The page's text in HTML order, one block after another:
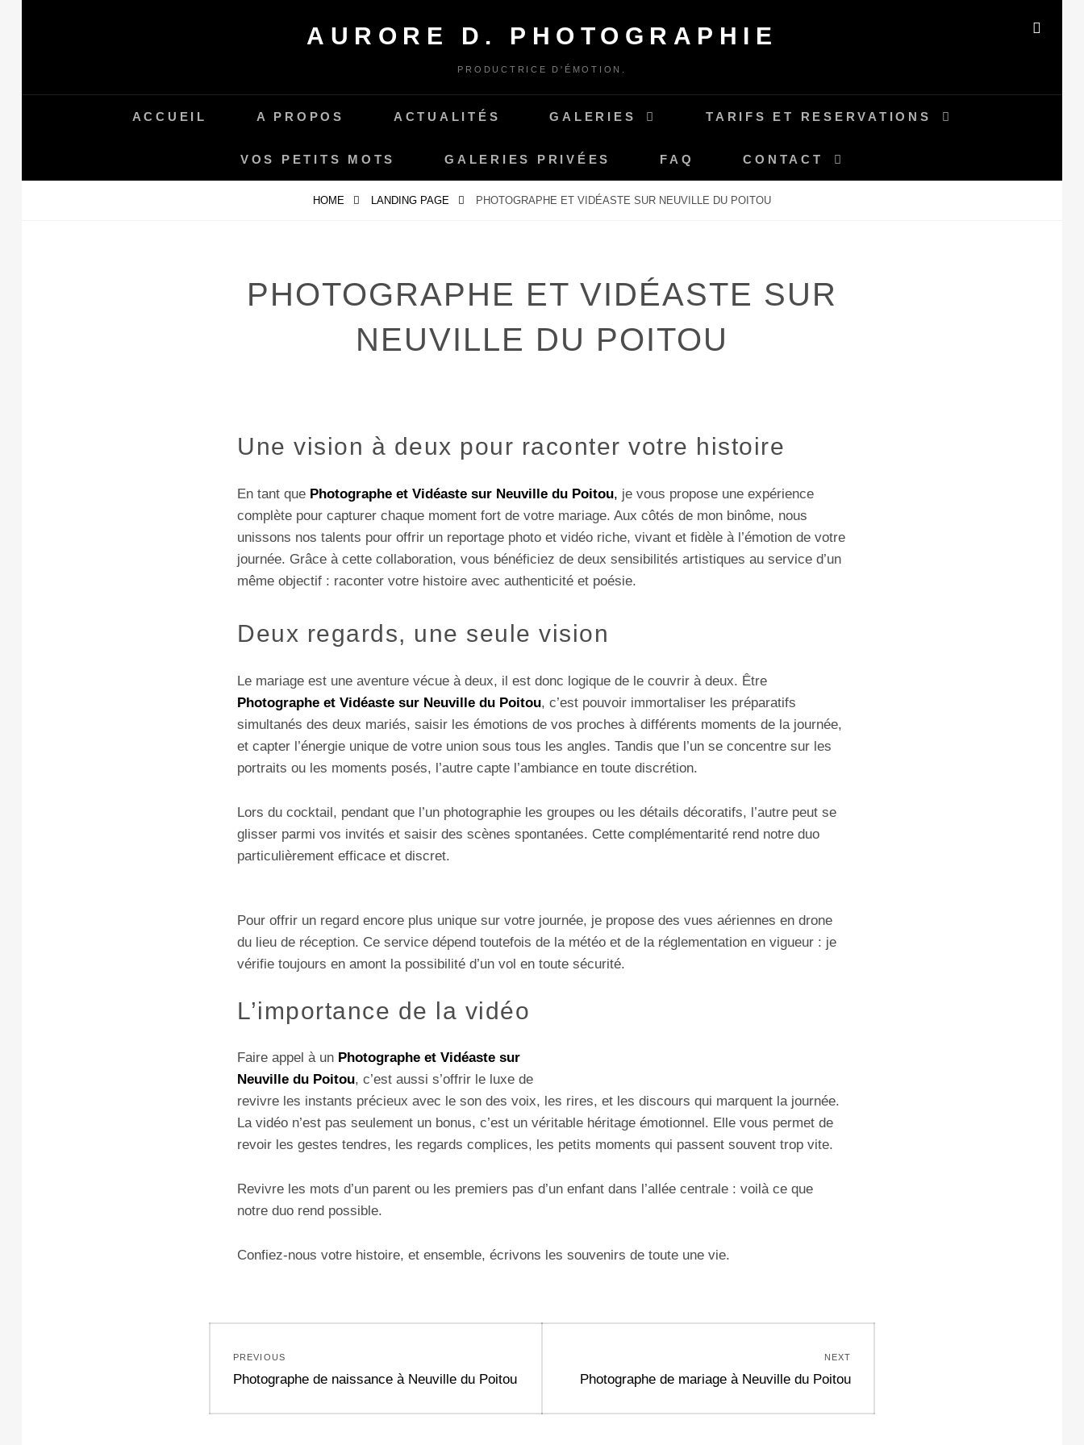
AURORE D. PHOTOGRAPHIE
PRODUCTRICE D'ÉMOTION.
ACCUEIL A PROPOS ACTUALITÉS GALERIES TARIFS ET RESERVATIONS
VOS PETITS MOTS GALERIES PRIVÉES FAQ CONTACT
HOME LANDING PAGE PHOTOGRAPHE ET VIDÉASTE SUR NEUVILLE DU POITOU
PHOTOGRAPHE ET VIDÉASTE SUR
NEUVILLE DU POITOU
Une vision à deux pour raconter votre histoire
En tant que Photographe et Vidéaste sur Neuville du Poitou, je vous propose une expérience
complète pour capturer chaque moment fort de votre mariage. Aux côtés de mon binôme, nous
unissons nos talents pour offrir un reportage photo et vidéo riche, vivant et fidèle à l’émotion de votre
journée. Grâce à cette collaboration, vous bénéficiez de deux sensibilités artistiques au service d’un
même objectif : raconter votre histoire avec authenticité et poésie.
Deux regards, une seule vision
Le mariage est une aventure vécue à deux, il est donc logique de le couvrir à deux. Être
Photographe et Vidéaste sur Neuville du Poitou, c’est pouvoir immortaliser les préparatifs
simultanés des deux mariés, saisir les émotions de vos proches à différents moments de la journée,
et capter l’énergie unique de votre union sous tous les angles. Tandis que l’un se concentre sur les
portraits ou les moments posés, l’autre capte l’ambiance en toute discrétion.
Lors du cocktail, pendant que l’un photographie les groupes ou les détails décoratifs, l’autre peut se
glisser parmi vos invités et saisir des scènes spontanées. Cette complémentarité rend notre duo
particulièrement efficace et discret.
Pour offrir un regard encore plus unique sur votre journée, je propose des vues aériennes en drone
du lieu de réception. Ce service dépend toutefois de la météo et de la réglementation en vigueur : je
vérifie toujours en amont la possibilité d’un vol en toute sécurité.
L’importance de la vidéo
Faire appel à un Photographe et Vidéaste sur
Neuville du Poitou, c’est aussi s’offrir le luxe de
revivre les instants précieux avec le son des voix, les rires, et les discours qui marquent la journée.
La vidéo n’est pas seulement un bonus, c’est un véritable héritage émotionnel. Elle vous permet de
revoir les gestes tendres, les regards complices, les petits moments qui passent souvent trop vite.
Revivre les mots d’un parent ou les premiers pas d’un enfant dans l’allée centrale : voilà ce que
notre duo rend possible.
Confiez-nous votre histoire, et ensemble, écrivons les souvenirs de toute une vie.
de
l’article
PREVIOUS
Previous
Photographe de naissance à Neuville du Poitou
NEXT
Next
Photographe de mariage à Neuville du Poitou